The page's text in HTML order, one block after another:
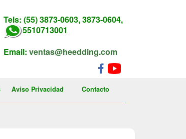
Tels: (55) 3873-0603, 3873-0604,
5510713001
Email: ventas@heedding.com
Aviso Privacidad Contacto